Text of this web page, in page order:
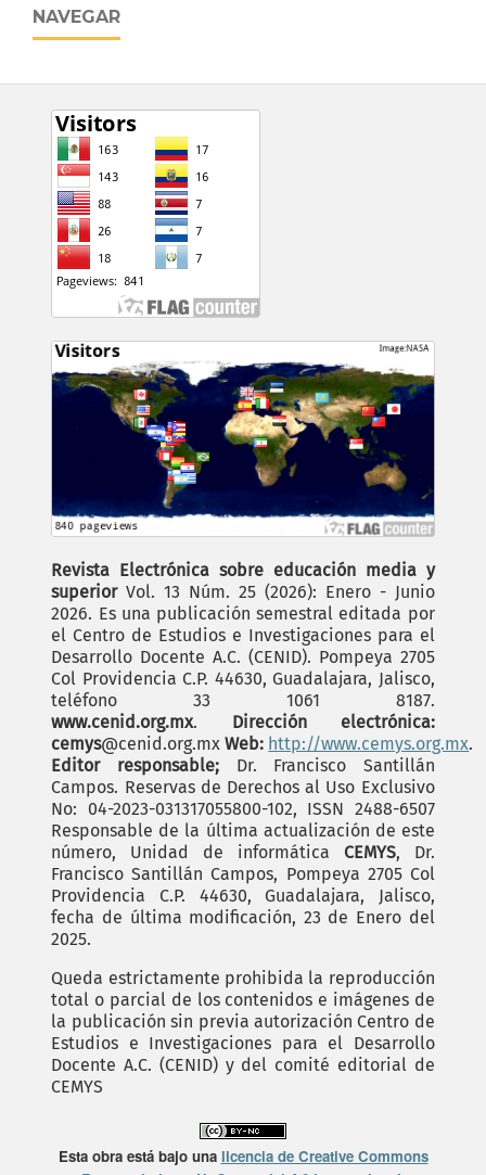
NAVEGAR
Revista Electrónica sobre educación media y
superiorVol. 13 Núm. 25 (2026): Enero - Junio
2026. Es una publicación semestral editada por
el Centro de Estudios e Investigaciones para el
Desarrollo Docente A.C. (CENID). Pompeya 2705
Col Providencia C.P. 44630, Guadalajara, Jalisco,
teléfono 33 1061 8187.
www.cenid.org.mx. Dirección electrónica:
cemys@cenid.org.mxWeb: http://www.cemys.org.mx.
Editor responsable;Dr. Francisco Santillán
Campos. Reservas de Derechos al Uso Exclusivo
No: 04-2023-031317055800-102, ISSN 2488-6507
Responsable de la última actualización de este
número, Unidad de informática CEMYS, Dr.
Francisco Santillán Campos, Pompeya 2705 Col
Providencia C.P. 44630, Guadalajara, Jalisco,
fecha de última modificación, 23 de Enero del
2025.
Queda estrictamente prohibida la reproducción
total o parcial de los contenidos e imágenes de
la publicación sin previa autorización Centro de
Estudios e Investigaciones para el Desarrollo
Docente A.C. (CENID) y del comité editorial de
CEMYS
Esta obra está bajo una licencia de Creative Commons